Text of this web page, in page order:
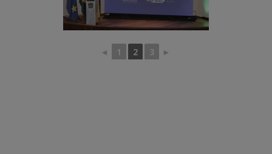
◄ 1 2 3 ►